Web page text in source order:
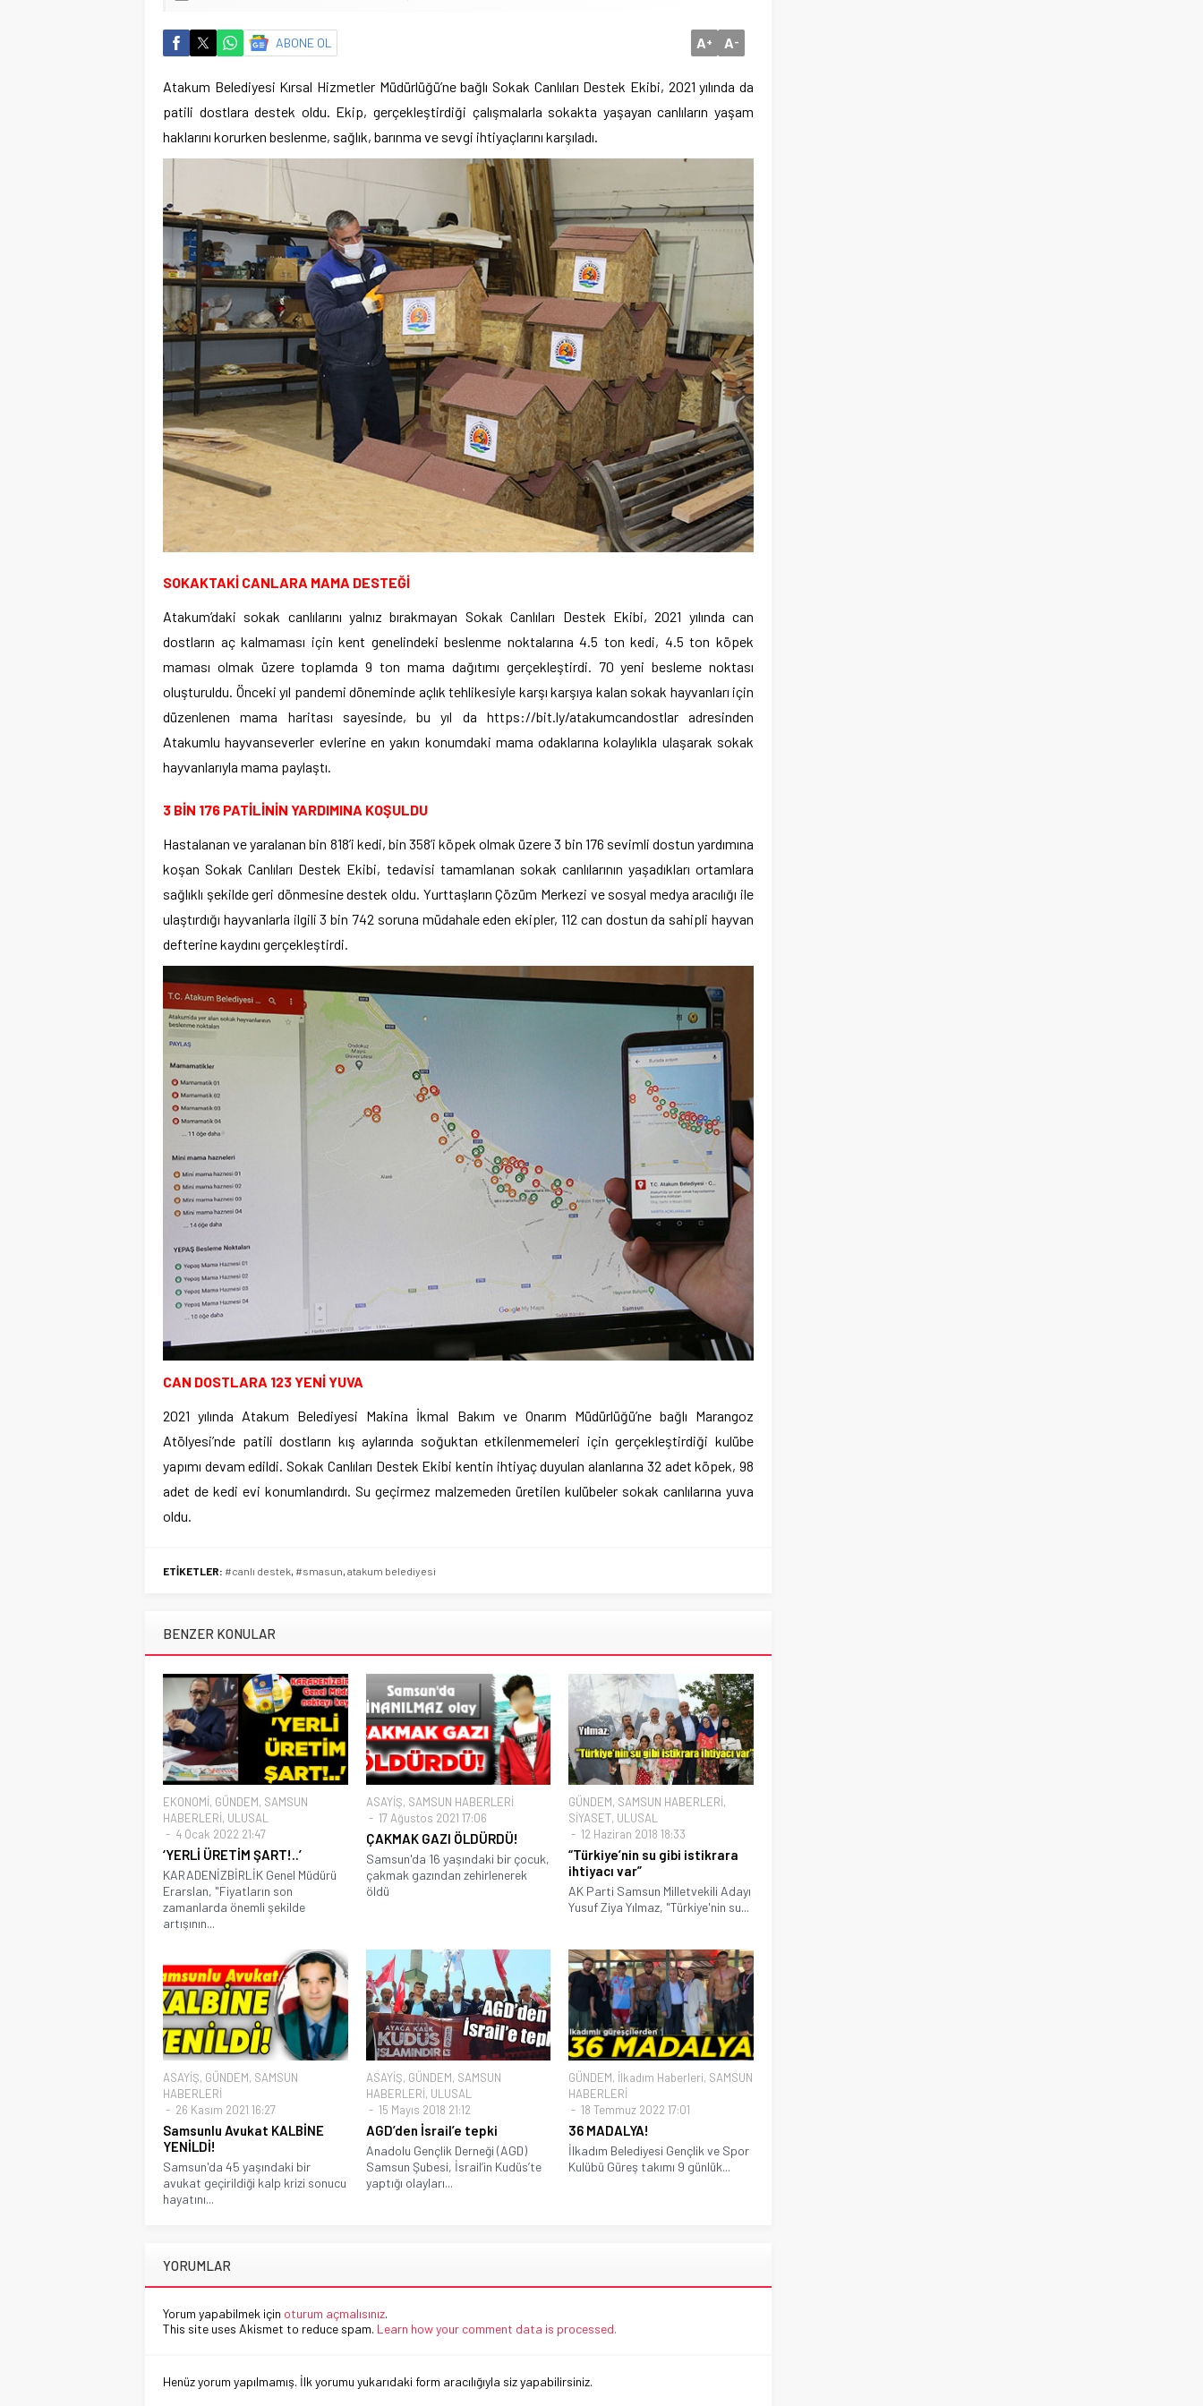
ABONE OL A+ A-
Atakum Belediyesi Kırsal Hizmetler Müdürlüğü’ne bağlı Sokak Canlıları Destek Ekibi, 2021 yılında da
patili dostlara destek oldu. Ekip, gerçekleştirdiği çalışmalarla sokakta yaşayan canlıların yaşam
haklarını korurken beslenme, sağlık, barınma ve sevgi ihtiyaçlarını karşıladı.
SOKAKTAKİ CANLARA MAMA DESTEĞİ
Atakum’daki sokak canlılarını yalnız bırakmayan Sokak Canlıları Destek Ekibi, 2021 yılında can
dostların aç kalmaması için kent genelindeki beslenme noktalarına 4.5 ton kedi, 4.5 ton köpek
maması olmak üzere toplamda 9 ton mama dağıtımı gerçekleştirdi. 70 yeni besleme noktası
oluşturuldu. Önceki yıl pandemi döneminde açlık tehlikesiyle karşı karşıya kalan sokak hayvanları için
düzenlenen mama haritası sayesinde, bu yıl da https://bit.ly/atakumcandostlar adresinden
Atakumlu hayvanseverler evlerine en yakın konumdaki mama odaklarına kolaylıkla ulaşarak sokak
hayvanlarıyla mama paylaştı.
3 BİN 176 PATİLİNİN YARDIMINA KOŞULDU
Hastalanan ve yaralanan bin 818’i kedi, bin 358’i köpek olmak üzere 3 bin 176 sevimli dostun yardımına
koşan Sokak Canlıları Destek Ekibi, tedavisi tamamlanan sokak canlılarının yaşadıkları ortamlara
sağlıklı şekilde geri dönmesine destek oldu. Yurttaşların Çözüm Merkezi ve sosyal medya aracılığı ile
ulaştırdığı hayvanlarla ilgili 3 bin 742 soruna müdahale eden ekipler, 112 can dostun da sahipli hayvan
defterine kaydını gerçekleştirdi.
CAN DOSTLARA 123 YENİ YUVA
2021 yılında Atakum Belediyesi Makina İkmal Bakım ve Onarım Müdürlüğü’ne bağlı Marangoz
Atölyesi’nde patili dostların kış aylarında soğuktan etkilenmemeleri için gerçekleştirdiği kulübe
yapımı devam edildi. Sokak Canlıları Destek Ekibi kentin ihtiyaç duyulan alanlarına 32 adet köpek, 98
adet de kedi evi konumlandırdı. Su geçirmez malzemeden üretilen kulübeler sokak canlılarına yuva
oldu.
ETİKETLER: #canlı destek #smasun atakum belediyesi
BENZER KONULAR
EKONOMİ, GÜNDEM, SAMSUN
HABERLERİ, ULUSAL
4 Ocak 2022 21:47
‘YERLİ ÜRETİM ŞART!..’
KARADENİZBİRLİK Genel Müdürü
Erarslan, "Fiyatların son
zamanlarda önemli şekilde
artışının...
ASAYİŞ, SAMSUN HABERLERİ
17 Ağustos 2021 17:06
ÇAKMAK GAZI ÖLDÜRDÜ!
Samsun'da 16 yaşındaki bir çocuk,
çakmak gazından zehirlenerek
öldü
GÜNDEM, SAMSUN HABERLERİ,
SİYASET, ULUSAL
12 Haziran 2018 18:33
“Türkiye’nin su gibi istikrara
ihtiyacı var”
AK Parti Samsun Milletvekili Adayı
Yusuf Ziya Yılmaz, "Türkiye'nin su...
ASAYİŞ, GÜNDEM, SAMSUN
HABERLERİ
26 Kasım 2021 16:27
Samsunlu Avukat KALBİNE
YENİLDİ!
Samsun'da 45 yaşındaki bir
avukat geçirildiği kalp krizi sonucu
hayatını...
ASAYİŞ, GÜNDEM, SAMSUN
HABERLERİ, ULUSAL
15 Mayıs 2018 21:12
AGD’den İsrail’e tepki
Anadolu Gençlik Derneği (AGD)
Samsun Şubesi, İsrail’in Kudüs’te
yaptığı olayları...
GÜNDEM, İlkadım Haberleri, SAMSUN
HABERLERİ
18 Temmuz 2022 17:01
36 MADALYA!
İlkadım Belediyesi Gençlik ve Spor
Kulübü Güreş takımı 9 günlük...
YORUMLAR
Yorum yapabilmek için oturum açmalısınız.
This site uses Akismet to reduce spam. Learn how your comment data is processed.
Henüz yorum yapılmamış. İlk yorumu yukarıdaki form aracılığıyla siz yapabilirsiniz.